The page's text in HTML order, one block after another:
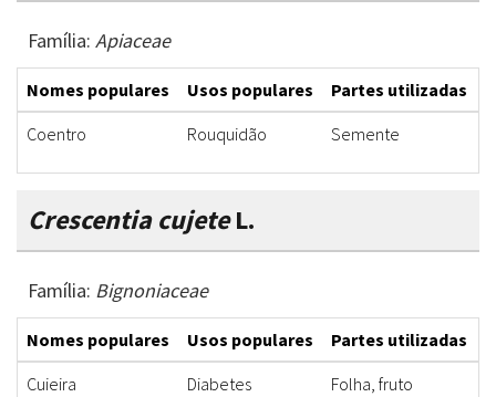
Família: Apiaceae
Nomes populares Usos populares Partes utilizadas
Coentro
Rouquidão Semente
Crescentia cujeteL.
Família: Bignoniaceae
Nomes populares Usos populares Partes utilizadas
Cuieira
Diabetes Folha, fruto